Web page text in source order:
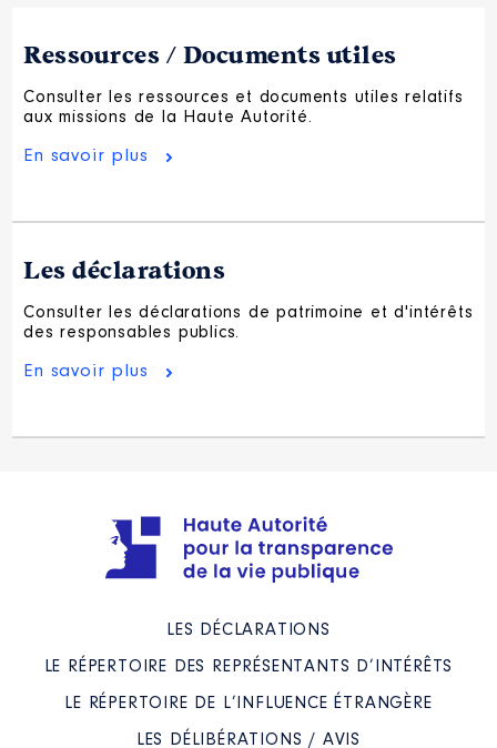
Ressources / Documents utiles
Consulter les ressources et documents utiles relatifs
aux missions de la Haute Autorité.
En savoir plus
Les déclarations
Consulter les déclarations de patrimoine et d'intérêts
des responsables publics.
En savoir plus
LES DÉCLARATIONS
LE RÉPERTOIRE DES REPRÉSENTANTS D’INTÉRÊTS
LE RÉPERTOIRE DE L’INFLUENCE ÉTRANGÈRE
LES DÉLIBÉRATIONS / AVIS